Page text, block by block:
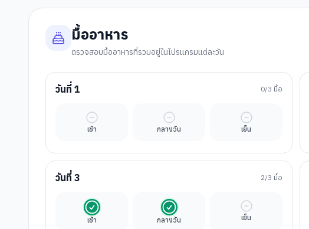
มื้ออาหาร
ตรวจสอบมื้ออาหารที่รวมอยู่ในโปรแกรมแต่ละวัน
วันที่ 1 0/3 มื้อ
เช้า
มื้ออิสระ
กลางวัน
มื้ออิสระ
เย็น
มื้ออิสระ
วันที่ 3 2/3 มื้อ
เช้า
รวมในค่าทัวร์
กลางวัน
รวมในค่าทัวร์
เย็น
มื้ออิสระ